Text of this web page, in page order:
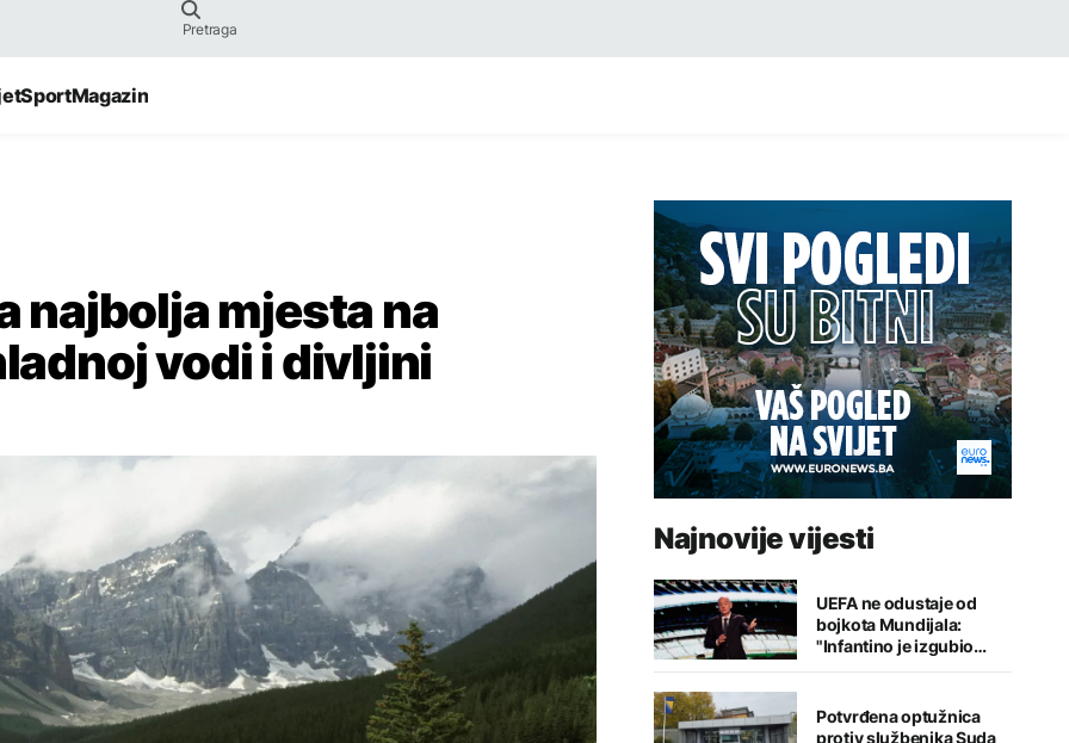
SportMagazin
najbolja mjesta na
vodi i divljini
Najnovije vijesti
UEFA ne odustaje od
bojkota Mundijala:
"Infantino je izgubio
kredibilitet"
Potvrđena optužnica
protiv službenika Suda